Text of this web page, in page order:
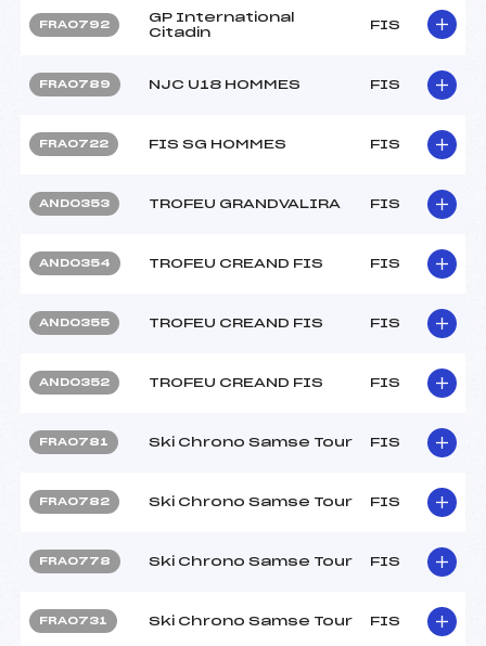
FRA0792
GP International
Citadin
FIS
FRA0789 NJC U18 HOMMES FIS
FRA0722 FIS SG HOMMES FIS
AND0353 TROFEU GRANDVALIRA FIS
AND0354 TROFEU CREAND FIS FIS
AND0355 TROFEU CREAND FIS FIS
AND0352 TROFEU CREAND FIS FIS
FRA0781 Ski Chrono Samse Tour FIS
FRA0782 Ski Chrono Samse Tour FIS
FRA0778 Ski Chrono Samse Tour FIS
FRA0731 Ski Chrono Samse Tour FIS